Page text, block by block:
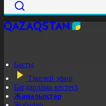
Басты
Тікелей эфир
Бағдарлама кестесі
Жаңалықтар